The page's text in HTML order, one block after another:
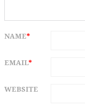
NAME*
EMAIL*
WEBSITE